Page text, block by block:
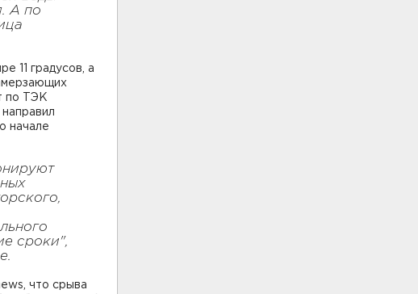
А по
11 градусов, а
по ТЭК
начале
сроки",
что срыва